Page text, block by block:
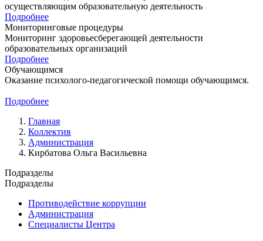
осуществляющим образовательную деятельность
Подробнее
Мониторинговые процедуры
Мониторинг здоровьесберегающей деятельности
образовательных организаций
Подробнее
Обучающимся
Оказание психолого-педагогической помощи обучающимcя.
Подробнее
Главная
Коллектив
Администрация
Кирбатова Ольга Васильевна
Подразделы
Подразделы
Противодействие коррупции
Администрация
Специалисты Центра